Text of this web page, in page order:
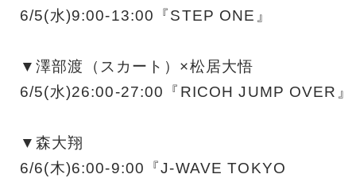
6/5(水)9:00-13:00『STEP ONE』
▼澤部渡（スカート）×松居大悟
6/5(水)26:00-27:00『RICOH JUMP OVER』
▼森大翔
6/6(木)6:00-9:00『J-WAVE TOKYO